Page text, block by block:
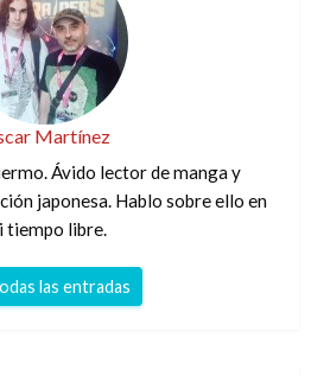
Martínez
Ávido lector de manga y
japonesa. Hablo sobre ello en
tiempo libre.
las entradas